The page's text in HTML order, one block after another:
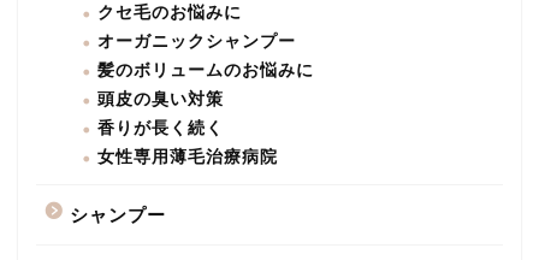
クセ毛のお悩みに
オーガニックシャンプー
髪のボリュームのお悩みに
頭皮の臭い対策
香りが長く続く
女性専用薄毛治療病院
シャンプー